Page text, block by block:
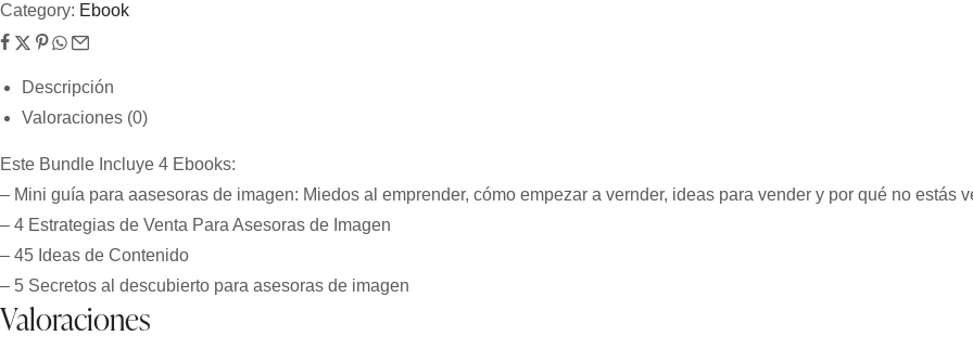
Category: Ebook
Descripción
Valoraciones (0)
Este Bundle Incluye 4 Ebooks:
– Mini guía para aasesoras de imagen: Miedos al emprender, cómo empezar a vernder, ideas para vender y por qué no estás
– 4 Estrategias de Venta Para Asesoras de Imagen
– 45 Ideas de Contenido
– 5 Secretos al descubierto para asesoras de imagen
Valoraciones